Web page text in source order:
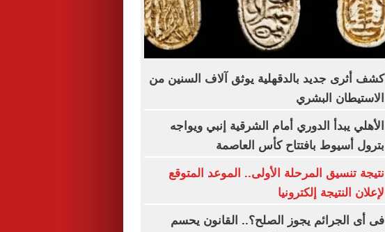
كشف أثرى جديد بالدقهلية يوثق آلاف السنين من
الاستيطان البشري
الأهلي يبدأ الدوري أمام الشرقية إنبي ويواجه
بترول أسيوط بافتتاح كأس العاصمة
نتيجة تنسيق المرحلة الأولى.. الموعد المتوقع
لإعلان النتيجة إلكترونيا
فى أى الجرائم يجوز الصلح؟.. القانون يحسم